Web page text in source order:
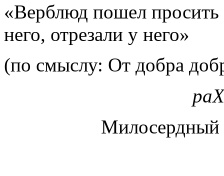
«Верблюд пошел
него, отрезали у него»
(по смыслу: От добра
Милосердный